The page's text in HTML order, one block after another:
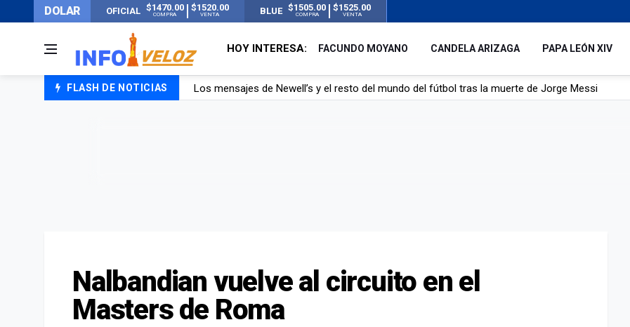
DOLAR OFICIAL $1470.00
COMPRA
$1520.00
VENTA BLUE $1505.00
COMPRA
$1525.00
VENTA
HOY INTERESA: FACUNDO MOYANO CANDELA ARIZAGA PAPA LEÓN XIV
FLASH DE NOTICIAS
Los mensajes de Newell’s y el resto del mundo del fútbol tras la muerte de Jorge Messi
Murió Jorge Messi, el papá de Lionel Messi
Nalbandian vuelve al circuito en el
Masters de Roma